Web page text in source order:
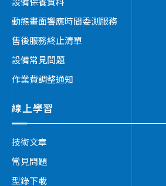
動態畫面響應時間委測服務
售後服務終止清單
設備常見問題
作業費調整通知
線上學習
技術文章
常見問題
型錄下載